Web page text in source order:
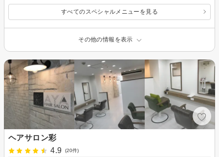
すべてのスペシャルメニューを見る
その他の情報を表示
ヘアサロン彩
4.9
(20件)